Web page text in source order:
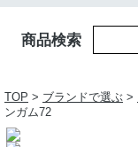
商品検索
TOP > ブランドで選ぶ >
ンガム72